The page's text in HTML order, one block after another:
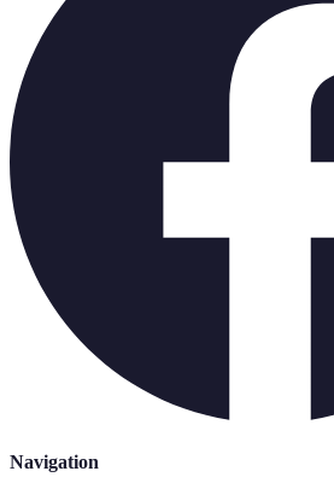
Navigation